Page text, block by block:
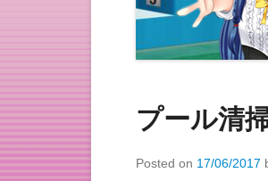
プール清
Posted on 17/06/2017